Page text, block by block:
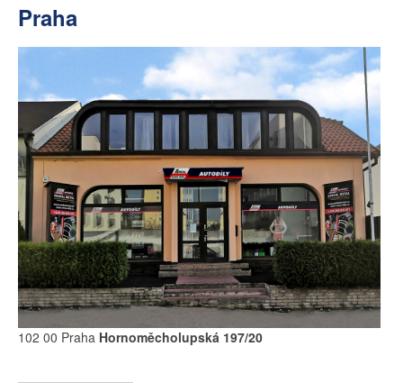
Praha
102 00 Praha Hornoměcholupská 197/20